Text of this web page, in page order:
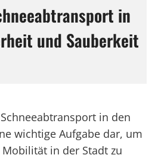
in
und Sauberkeit
in den
wichtige Aufgabe dar, um
in der Stadt zu